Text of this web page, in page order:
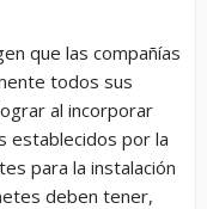
que las compañías
todos sus
al incorporar
establecidos por la
para la instalación
deben tener,